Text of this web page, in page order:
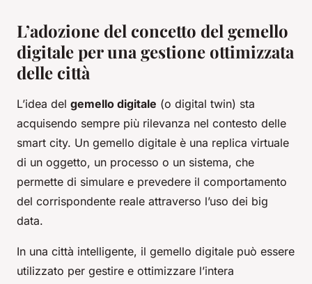
L’adozione del concetto del gemello
digitale per una gestione ottimizzata
delle città
L’idea del gemello digitale (o digital twin) sta
acquisendo sempre più rilevanza nel contesto delle
smart city. Un gemello digitale è una replica virtuale
di un oggetto, un processo o un sistema, che
permette di simulare e prevedere il comportamento
del corrispondente reale attraverso l’uso dei big
data.
In una città intelligente, il gemello digitale può essere
utilizzato per gestire e ottimizzare l’intera